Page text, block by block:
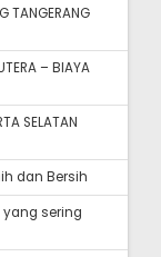
TANGERANG
– BIAYA
SELATAN
dan Bersih
yang sering